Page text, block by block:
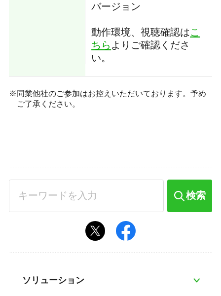
バージョン
動作環境、視聴確認はこ
ちら よりご確認くださ
い。
同業他社のご参加はお控えいただいております。予め
ご了承ください。
検索
ソリューション